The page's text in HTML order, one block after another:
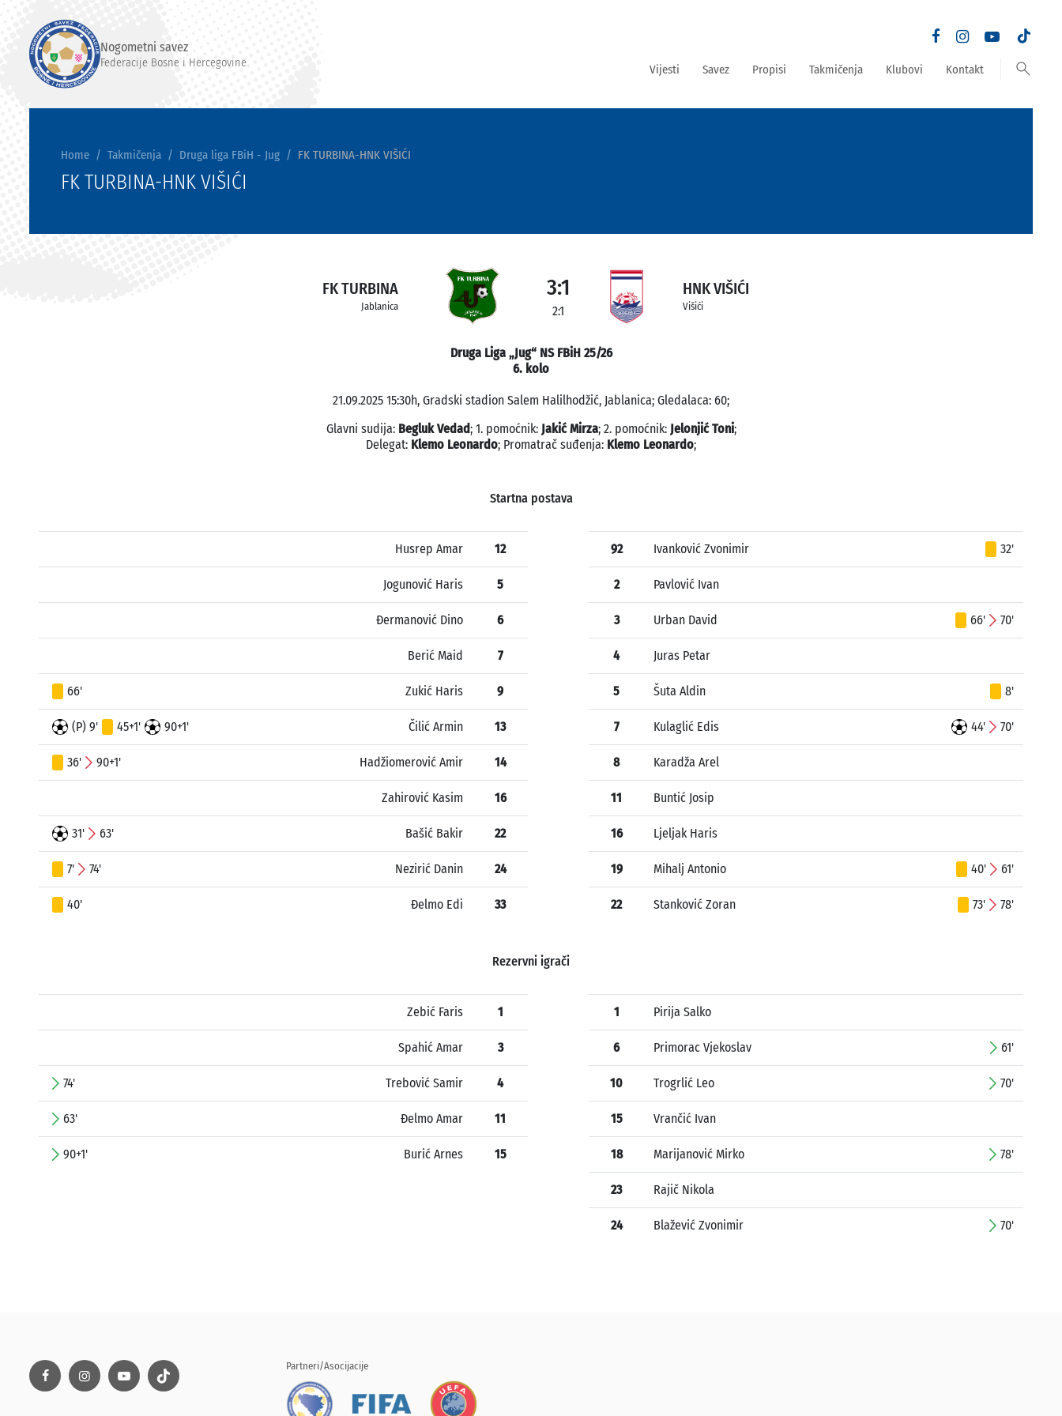
Nogometni savez
Federacije Bosne i Hercegovine Vijesti Savez Propisi Takmičenja Klubovi Kontakt search
Home Takmičenja Druga liga FBiH - Jug FK TURBINA-HNK VIŠIĆI
FK TURBINA-HNK VIŠIĆI
FK TURBINA
Jablanica
3:1
2:1
HNK VIŠIĆI
Višići
Druga Liga „Jug“ NS FBiH 25/26
6. kolo
21.09.2025 15:30h, Gradski stadion Salem Halilhodžić, Jablanica; Gledalaca: 60;
Glavni sudija: Begluk Vedad; 1. pomoćnik: Jakić Mirza; 2. pomoćnik: Jelonjić Toni;
Delegat: Klemo Leonardo; Promatrač suđenja: Klemo Leonardo;
Startna postava
Husrep Amar 12
Jogunović Haris 5
Đermanović Dino 6
Berić Maid 7
66' Zukić Haris 9
(P) 9' 45+1' 90+1' Čilić Armin 13
36' 90+1' Hadžiomerović Amir 14
Zahirović Kasim 16
31' 63' Bašić Bakir 22
7' 74' Nezirić Danin 24
40' Đelmo Edi 33
92 Ivanković Zvonimir 32'
2 Pavlović Ivan
3 Urban David 66' 70'
4 Juras Petar
5 Šuta Aldin 8'
7 Kulaglić Edis 44' 70'
8 Karadža Arel
11 Buntić Josip
16 Ljeljak Haris
19 Mihalj Antonio 40' 61'
22 Stanković Zoran 73' 78'
Rezervni igrači
Zebić Faris 1
Spahić Amar 3
74' Trebović Samir 4
63' Đelmo Amar 11
90+1' Burić Arnes 15
1 Pirija Salko
6 Primorac Vjekoslav 61'
10 Trogrlić Leo 70'
15 Vrančić Ivan
18 Marijanović Mirko 78'
23 Rajič Nikola
24 Blažević Zvonimir 70'
Partneri/Asocijacije